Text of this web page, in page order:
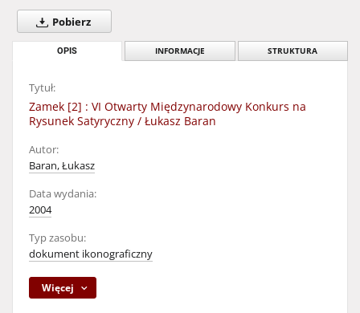
Pobierz
OPIS INFORMACJE STRUKTURA
Tytuł:
Zamek [2] : VI Otwarty Międzynarodowy Konkurs na
Rysunek Satyryczny / Łukasz Baran
Autor:
Baran, Łukasz
Data wydania:
2004
Typ zasobu:
dokument ikonograficzny
Więcej